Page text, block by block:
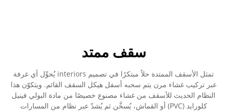
سقف ممتد
تمثل الأسقف الممتدة حلاً مبتكرًا في تصميم interiors يُحوِّل أي غرفة
عبر تركيب غشاء مرن يتم سحبه أسفل هيكل السقف القائم. ويتكوّن هذا
النظام الحديث للأسقف من غشاء مصنوع خصيصًا من مادة البولي فينيل
كلورايد (PVC) أو القماش، يُسخَّن ثم يُشدّ عبر نظام من المسارات